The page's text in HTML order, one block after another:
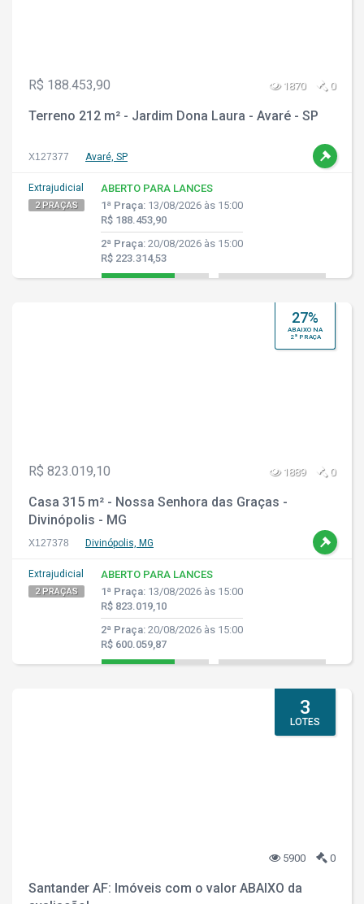
R$ 188.453,90 1870 0
Terreno 212 m² - Jardim Dona Laura - Avaré - SP
X127377 Avaré, SP
Extrajudicial
2 PRAÇAS
ABERTO PARA LANCES
1ª Praça: 13/08/2026 às 15:00
R$ 188.453,90
2ª Praça: 20/08/2026 às 15:00
R$ 223.314,53
27%
ABAIXO NA
2ª PRAÇA
R$ 823.019,10 1889 0
Casa 315 m² - Nossa Senhora das Graças -
Divinópolis - MG
X127378 Divinópolis, MG
Extrajudicial
2 PRAÇAS
ABERTO PARA LANCES
1ª Praça: 13/08/2026 às 15:00
R$ 823.019,10
2ª Praça: 20/08/2026 às 15:00
R$ 600.059,87
3
LOTES
5900 0
Santander AF: Imóveis com o valor ABAIXO da